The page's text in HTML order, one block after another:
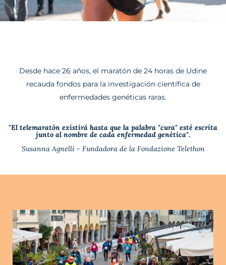
Desde hace 26 años, el maratón de 24 horas de Udine
recauda fondos para la investigación científica de
enfermedades genéticas raras.
"El telemaratón existirá hasta que la palabra "cura" esté escrita
junto al nombre de cada enfermedad genética".
Susanna Agnelli - Fundadora de la Fondazione Telethon